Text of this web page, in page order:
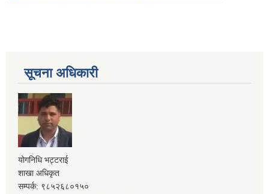
सूचना अधिकारी
योगनिधि भट्टराई
शाखा अधिकृत
सम्पर्क: ९८५२६८०१५०